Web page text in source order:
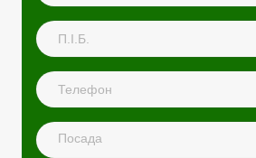
Посада